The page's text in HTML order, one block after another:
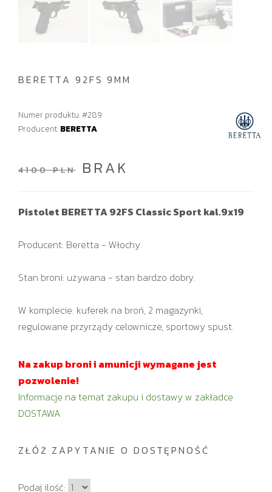
BERETTA 92FS 9MM
Numer produktu: #289
Producent: BERETTA
4100 PLNBRAK
Pistolet BERETTA 92FS Classic Sport kal.9x19
Producent: Beretta - Włochy.
Stan broni: używana - stan bardzo dobry.
W komplecie: kuferek na broń, 2 magazynki,
regulowane przyrządy celownicze, sportowy spust.
Na zakup broni i amunicji wymagane jest
pozwolenie!
Informacje na temat zakupu i dostawy w zakładce
DOSTAWA
ZŁÓŻ ZAPYTANIE O DOSTĘPNOŚĆ
IPodaj ilość: